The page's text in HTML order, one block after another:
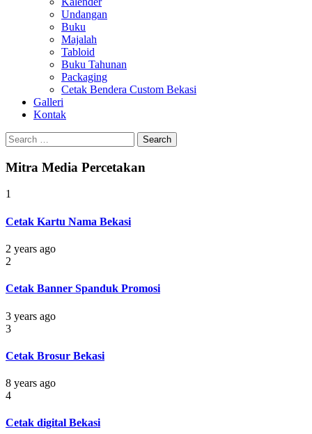
Undangan
Buku
Majalah
Tabloid
Buku Tahunan
Packaging
Cetak Bendera Custom Bekasi
Galleri
Kontak
Search
for:
Mitra Media Percetakan
1
Cetak Kartu Nama Bekasi
2 years ago
2
Cetak Banner Spanduk Promosi
3 years ago
3
Cetak Brosur Bekasi
8 years ago
4
Cetak digital Bekasi